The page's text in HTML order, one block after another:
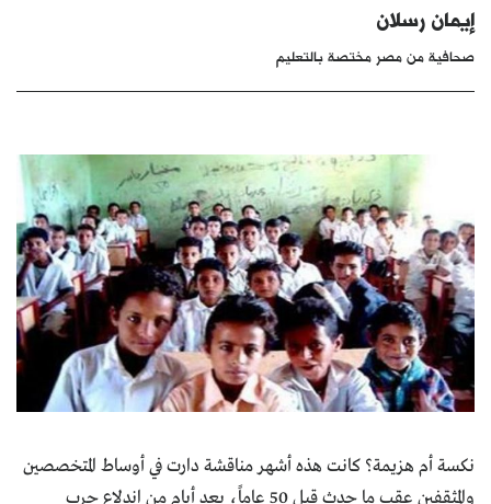
كتّابنا
الأرشيف
إيمان رسلان
صحافية من مصر مختصة بالتعليم
نكسة أم هزيمة؟ كانت هذه أشهر مناقشة دارت في أوساط المتخصصين
والمثقفين عقب ما حدث قبل 50 عاماً، بعد أيام من اندلاع حرب